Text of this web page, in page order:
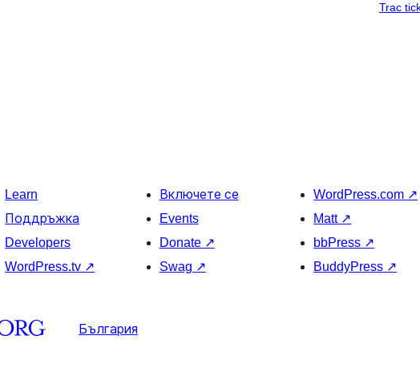
Trac
Learn
Поддръжка
Developers
WordPress.tv ↗
Включете се
Events
Donate ↗
Swag ↗
WordPress.com ↗
Matt ↗
bbPress ↗
BuddyPress ↗
България